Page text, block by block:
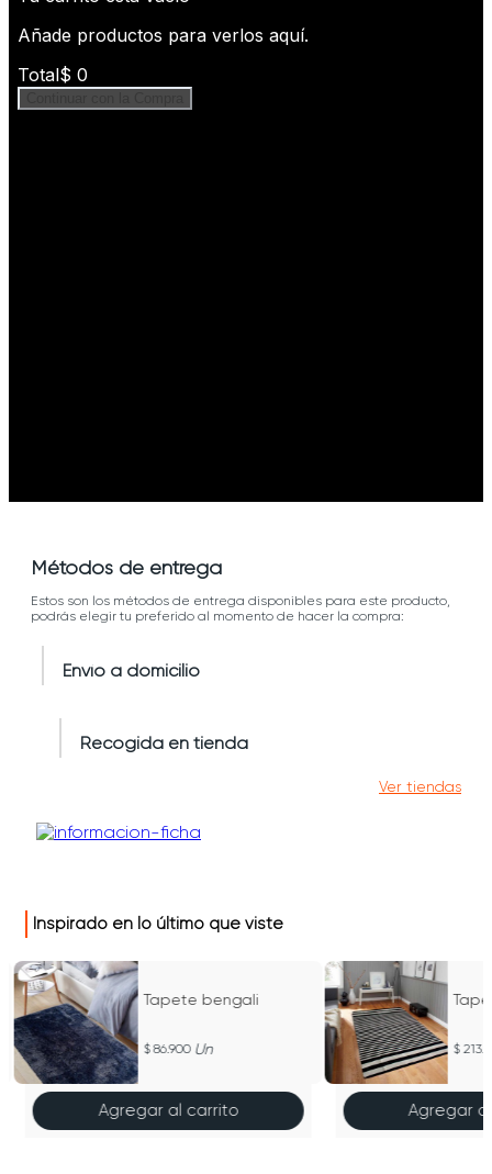
Métodos de entrega
Estos son los métodos de entrega disponibles para este producto,
podrás elegir tu preferido al momento de hacer la compra:
Envío a domicilio
Recogida en tienda
Ver tiendas
Inspirado en lo último que viste
Tapete bengali
86.900 Un
Agregar al carrito Agregar